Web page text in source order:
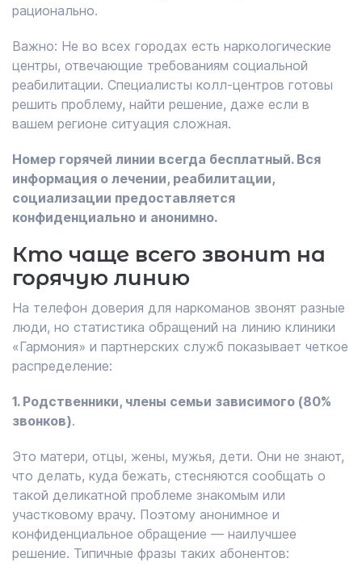
рационально.
Важно: Не во всех городах есть наркологические
центры, отвечающие требованиям социальной
реабилитации. Специалисты колл-центров готовы
решить проблему, найти решение, даже если в
вашем регионе ситуация сложная.
Номер горячей линии всегда бесплатный. Вся
информация о лечении, реабилитации,
социализации предоставляется
конфиденциально и анонимно.
Кто чаще всего звонит на
горячую линию
На телефон доверия для наркоманов звонят разные
люди, но статистика обращений на линию клиники
«Гармония» и партнерских служб показывает четкое
распределение:
1. Родственники, члены семьи зависимого (80%
звонков).
Это матери, отцы, жены, мужья, дети. Они не знают,
что делать, куда бежать, стесняются сообщать о
такой деликатной проблеме знакомым или
участковому врачу. Поэтому анонимное и
конфиденциальное обращение — наилучшее
решение. Типичные фразы таких абонентов: